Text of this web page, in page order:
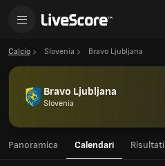
Calcio Slovenia Bravo Ljubljana
Bravo Ljubljana
Slovenia
Panoramica Calendari Risultati